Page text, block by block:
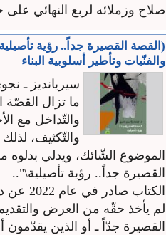
صلاح وزملائه لربع النهائي
(القصة القصيرة جداً.. رؤية
والفنّيات وتأطير أسلوبية البناء
سيريانديز ـ
ما تزال القصّة
والتّداخل مع
والتّكثيف،
الموضوع الشّائك، ويدلي
القصيرة جداً.. رؤية تأصيلية\"..
لم يأخذ حقّه من العرض
القصيرة جدّاً ـ أو الذين